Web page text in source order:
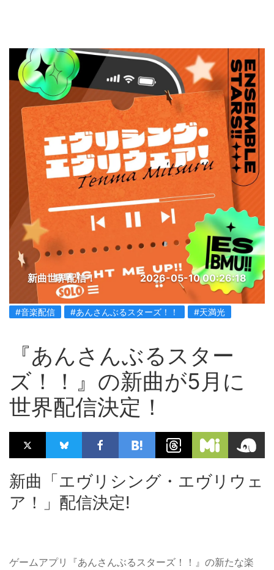
新曲世界配信！ 2026-05-10 00:26:18
#音楽配信 #あんさんぶるスターズ！！ #天満光
『あんさんぶるスター
ズ！！』の新曲が5月に
世界配信決定！
新曲「エヴリシング・エヴリウェ
ア！」配信決定!
ゲームアプリ『あんさんぶるスターズ！！』の新たな楽